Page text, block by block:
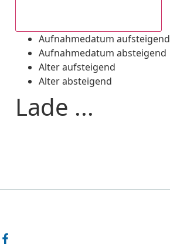
Aufnahmedatum aufsteigend
Aufnahmedatum absteigend
Alter aufsteigend
Alter absteigend
Lade ...